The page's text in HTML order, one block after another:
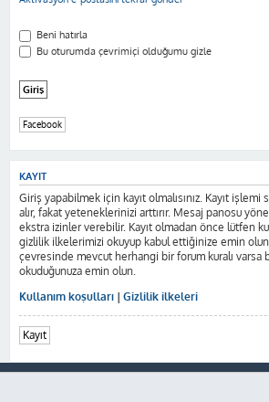
Beni hatırla
Bu oturumda çevrimiçi olduğumu gizle
Facebook
KAYIT
Giriş yapabilmek için kayıt olmalısınız. Kayıt işlemi
alır, fakat yeteneklerinizi arttırır. Mesaj panosu
ekstra izinler verebilir. Kayıt olmadan önce lütfen
gizlilik ilkelerimizi okuyup kabul ettiğinize emin
çevresinde mevcut herhangi bir forum kuralı varsa
okuduğunuza emin olun.
Kullanım koşulları | Gizlilik ilkeleri
Kayıt